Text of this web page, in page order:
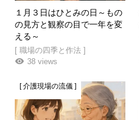
１月３日はひとみの日～もの
の見方と観察の目で一年を変
える～
[ 職場の四季と作法 ]
38 views
[ 介護現場の流儀 ]